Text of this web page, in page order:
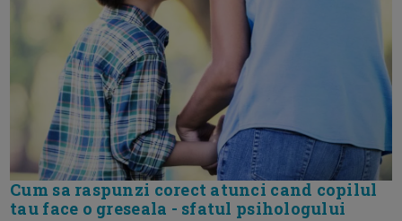
Cum sa raspunzi corect atunci cand copilul
tau face o greseala - sfatul psihologului